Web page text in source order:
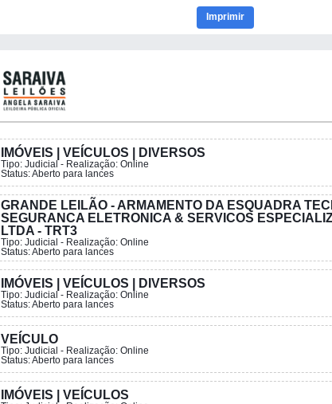
Imprimir
IMÓVEIS | VEÍCULOS | DIVERSOS
Tipo: Judicial - Realização: Online
Status: Aberto para lances
GRANDE LEILÃO - ARMAMENTO DA ESQUADRA
SEGURANCA ELETRONICA & SERVICOS
LTDA - TRT3
Tipo: Judicial - Realização: Online
Status: Aberto para lances
IMÓVEIS | VEÍCULOS | DIVERSOS
Tipo: Judicial - Realização: Online
Status: Aberto para lances
VEÍCULO
Tipo: Judicial - Realização: Online
Status: Aberto para lances
IMÓVEIS | VEÍCULOS